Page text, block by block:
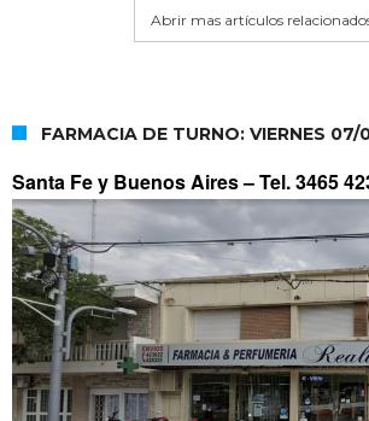
Abrir mas artículos
FARMACIA DE TURNO: VIERNES 07/
Santa Fe y Buenos Aires –Tel. 3465